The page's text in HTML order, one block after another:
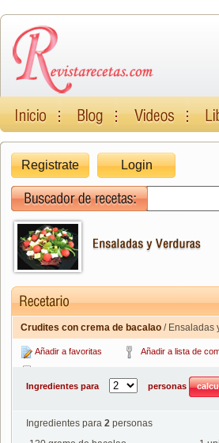
Registrate Login
Crudites con crema de bacalao / Ensaladas
Añadir a favoritas Añadir a lista de
Ingredientes para
personas
Ingredientes para 2 personas